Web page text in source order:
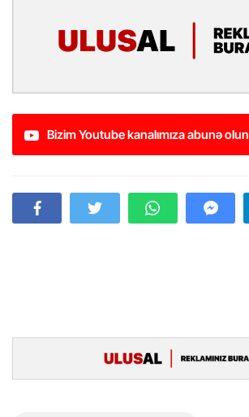
Bizim Youtube kanalımıza abunə olun